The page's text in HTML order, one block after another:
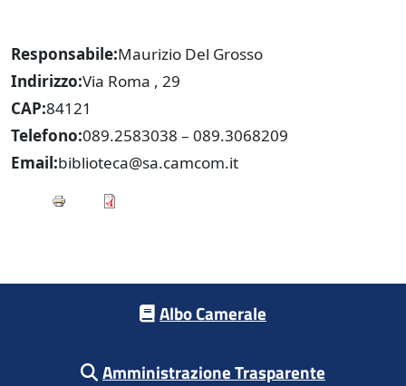
Responsabile Maurizio Del Grosso
Indirizzo Via Roma , 29
CAP 84121
Telefono 089.2583038 – 089.3068209
Email biblioteca@sa.camcom.it
Albo Camerale
Amministrazione Trasparente